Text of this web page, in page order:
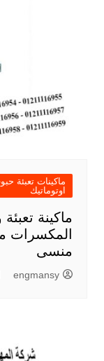
ماكينات تعبئة
اوتوماتيك
ماكينة
منسى
engmansy